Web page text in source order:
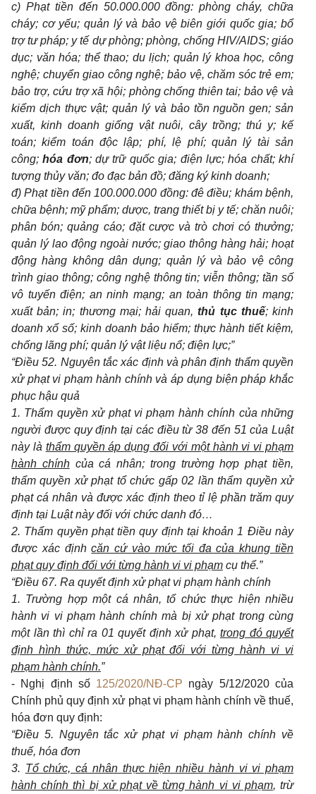
c) Phạt tiền đến 50.000.000 đồng: phòng cháy, chữa
cháy; cơ yếu; quản lý và bảo vệ biên giới quốc gia; bổ
trợ tư pháp; y tế dự phòng; phòng, chống HIV/AIDS; giáo
dục; văn hóa; thể thao; du lịch; quản lý khoa học, công
nghệ; chuyển giao công nghệ; bảo vệ, chăm sóc trẻ em;
bảo trợ, cứu trợ xã hội; phòng chống thiên tai; bảo vệ và
kiểm dịch thực vật; quản lý và bảo tồn nguồn gen; sản
xuất, kinh doanh giống vật nuôi, cây trồng; thú y; kế
toán;kiểm toán độc lập; phí, lệ phí; quản lý tài sản
công;hóa đơn; dự trữ quốc gia; điện lực; hóa chất; khí
tượng thủy văn; đo đạc bản đồ; đăng ký kinh doanh;
đ) Phạt tiền đến 100.000.000 đồng: đê điều; khám bệnh,
chữa bệnh; mỹ phẩm; dược, trang thiết bị y tế; chăn nuôi;
phân bón; quảng cáo; đặt cược và trò chơi có thưởng;
quản lý lao động ngoài nước; giao thông hàng hải; hoạt
động hàng không dân dụng; quản lý và bảo vệ công
trình giao thông; công nghệ thông tin; viễn thông; tần số
vô tuyến điện; an ninh mạng; an toàn thông tin mạng;
xuất bản; in; thương mại; hải quan,thủ tục thuế; kinh
doanh xổ số; kinh doanh bảo hiểm; thực hành tiết kiệm,
chống lãng phí; quản lý vật liệu nổ; điện lực;”
“Điều 52. Nguyên tắc xác định và phân định thẩm quyền
xử phạt vi phạm hành chính và áp dụng biện pháp khắc
phục hậu quả
1. Thẩm quyền xử phạt vi phạm hành chính của những
người được quy định tại các điều từ 38 đến 51 của Luật
này là thẩm quyền áp dụng đối với một hành vi vi phạm
hành chínhcủa cá nhân; trong trường hợp phạt tiền,
thẩm quyền xử phạt tổ chức gấp 02 lần thẩm quyền xử
phạt cá nhân và được xác định theo tỉ lệ phần trăm quy
định tại Luật này đối với chức danh đó…
2. Thẩm quyền phạt tiền quy định tại khoản 1 Điều này
được xác địnhcăn cứ vào mức tối đa của khung tiền
phạt quy định đối với từng hành vi vi phạm cụ thể.”
“Điều 67. Ra quyết định xử phạt vi phạm hành chính
1. Trường hợp một cá nhân, tổ chức thực hiện nhiều
hành vi vi phạm hành chính mà bị xử phạt trong cùng
một lần thì chỉ ra 01 quyết định xử phạt, trong đó quyết
định hình thức, mức xử phạt đối với từng hành vi vi
phạm hành chính.”
- Nghị định số 125/2020/NĐ-CP ngày 5/12/2020 của
Chính phủ quy định xử phạt vi phạm hành chính về thuế,
hóa đơn quy định:
“Điều 5. Nguyên tắc xử phạt vi phạm hành chính về
thuế, hóa đơn
3. Tổ chức, cá nhân thực hiện nhiều hành vi vi phạm
hành chính thì bị xử phạt về từng hành vi vi phạm, trừ